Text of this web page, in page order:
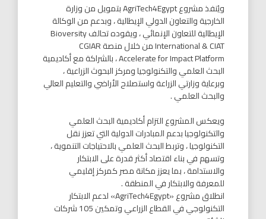
ويُنفذ مشروع AgriTech4Egypt بتمويل من وزارة
الخارجية والتعاون الدولي الإيطالية ، وبدعم من الوكالة
الإيطالية للتعاون الإنمائي ، ويقوده تحالف Bioversity
International & CIAT من خلال منصة CGIAR
Accelerate for Impact Platform ، بالشراكة مع أكاديمية
البحث العلمي والتكنولوجيا ومركز البحوث الزراعية ،
وبرعاية وزارتي الزراعة واستصلاح الأراضي والتعليم العالي
والبحث العلمي .
ويعكس المشروع التزام أكاديمية البحث العلمي
والتكنولوجيا بدعم المبادرات الدولية التي تعزز نقل
التكنولوجيا ، وتربط البحث العلمي بالاحتياجات التنموية ،
وتسهم في بناء اقتصاد أكثر قدرة على الابتكار
والاستدامة ، بما يعزز مكانة مصر كمركز إقليمي
للمعرفة والابتكار في المنطقة .
انطلاق مشروع «AgriTech4Egypt» لدعم الابتكار
التكنولوجي في القطاع الزراعي وتمكين 105 شركات